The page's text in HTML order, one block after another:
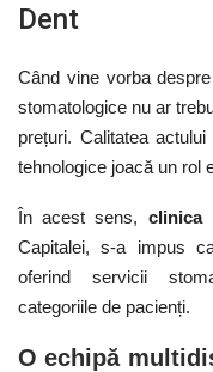
Dent
Când vine vorba
stomatologice nu ar
prețuri. Calitatea
tehnologice joacă un rol
În acest sens, clinica
Capitalei, s-a impus
oferind servicii
categoriile de pacienți.
O echipă